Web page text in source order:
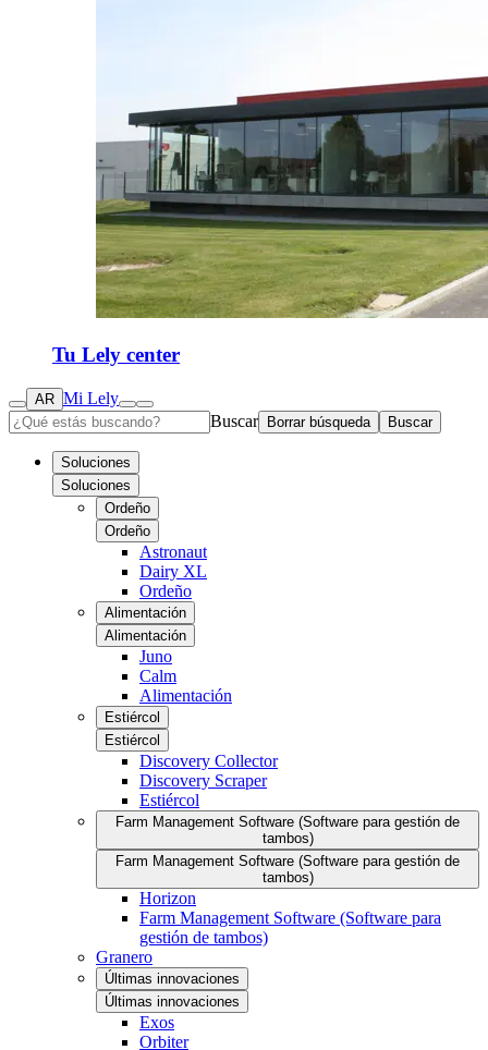
Tu Lely center
AR Mi Lely
Buscar
Borrar búsqueda Buscar
Soluciones
Soluciones
Ordeño
Ordeño
Astronaut
Dairy XL
Ordeño
Alimentación
Alimentación
Juno
Calm
Alimentación
Estiércol
Estiércol
Discovery Collector
Discovery Scraper
Estiércol
Farm Management Software (Software para gestión de
tambos)
Farm Management Software (Software para gestión de
tambos)
Horizon
Farm Management Software (Software para
gestión de tambos)
Granero
Últimas innovaciones
Últimas innovaciones
Exos
Orbiter